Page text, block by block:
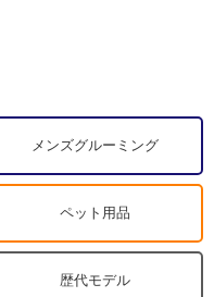
メンズグルーミング
ペット用品
歴代モデル